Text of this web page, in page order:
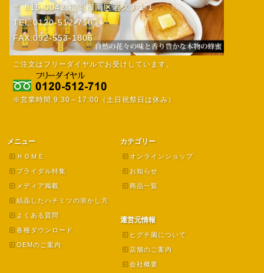
〒 815-0042 福岡市南区若久3-1-1
TEL:0120-512-710
FAX:092-553-1806
ご注文はフリーダイヤルでお受けしています。
※営業時間 9:30～17:00（土日祝祭日は休み）
メニュー
ＨＯＭＥ
ブライダル特集
メディア掲載
結晶したハチミツの溶かし方
よくある質問
各種ダウンロード
OEMのご案内
カテゴリー
オンラインショップ
お知らせ
商品一覧
運営元情報
ヒグチ園について
店舗のご案内
会社概要